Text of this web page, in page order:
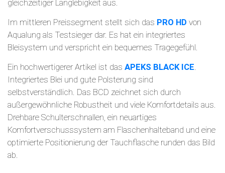
gleichzeitiger Langlebigkeit aus.
Im mittleren Preissegment stellt sich das PRO HD von
Aqualung als Testsieger dar. Es hat ein integriertes
Bleisystem und verspricht ein bequemes Tragegefühl.
Ein hochwertigerer Artikel ist das APEKS BLACK ICE.
Integriertes Blei und gute Polsterung sind
selbstverständlich. Das BCD zeichnet sich durch
außergewöhnliche Robustheit und viele Komfortdetails aus.
Drehbare Schulterschnallen, ein neuartiges
Komfortverschusssystem am Flaschenhalteband und eine
optimierte Positionierung der Tauchflasche runden das Bild
ab.